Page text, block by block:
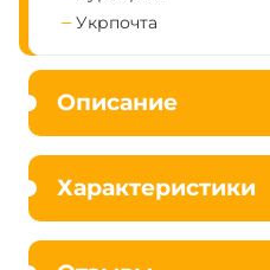
Укрпочта
Описание
Характеристики